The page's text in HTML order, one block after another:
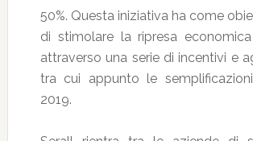
50%. Questa iniziativa ha come
di stimolare la ripresa
attraverso una serie di incentivi e
tra cui appunto le
2019.